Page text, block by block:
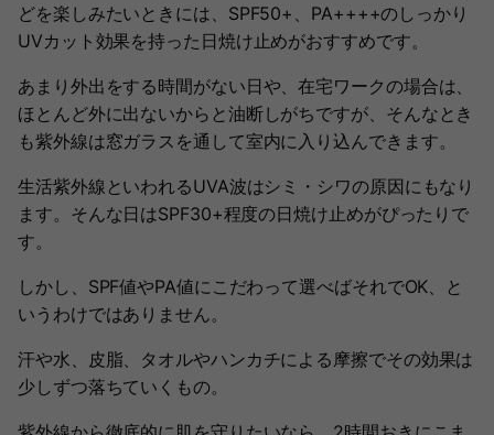
どを楽しみたいときには、SPF50+、PA++++のしっかり
UVカット効果を持った日焼け止めがおすすめです。
あまり外出をする時間がない日や、在宅ワークの場合は、
ほとんど外に出ないからと油断しがちですが、そんなとき
も紫外線は窓ガラスを通して室内に入り込んできます。
生活紫外線といわれるUVA波はシミ・シワの原因にもなり
ます。そんな日はSPF30+程度の日焼け止めがぴったりで
す。
しかし、SPF値やPA値にこだわって選べばそれでOK、と
いうわけではありません。
汗や水、皮脂、タオルやハンカチによる摩擦でその効果は
少しずつ落ちていくもの。